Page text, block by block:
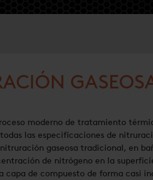
moderno de tratamiento
las especificaciones de
gaseosa tradicional, en
de nitrógeno en la
capa de compuesto de forma casi